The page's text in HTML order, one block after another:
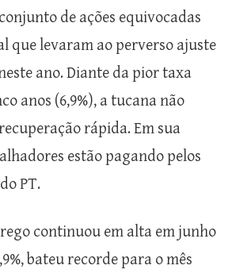
de ações equivocadas
que levaram ao perverso ajuste
ano. Diante da pior taxa
anos (6,9%), a tucana não
rápida. Em sua
estão pagando pelos
PT.
continuou em alta em junho
bateu recorde para o mês